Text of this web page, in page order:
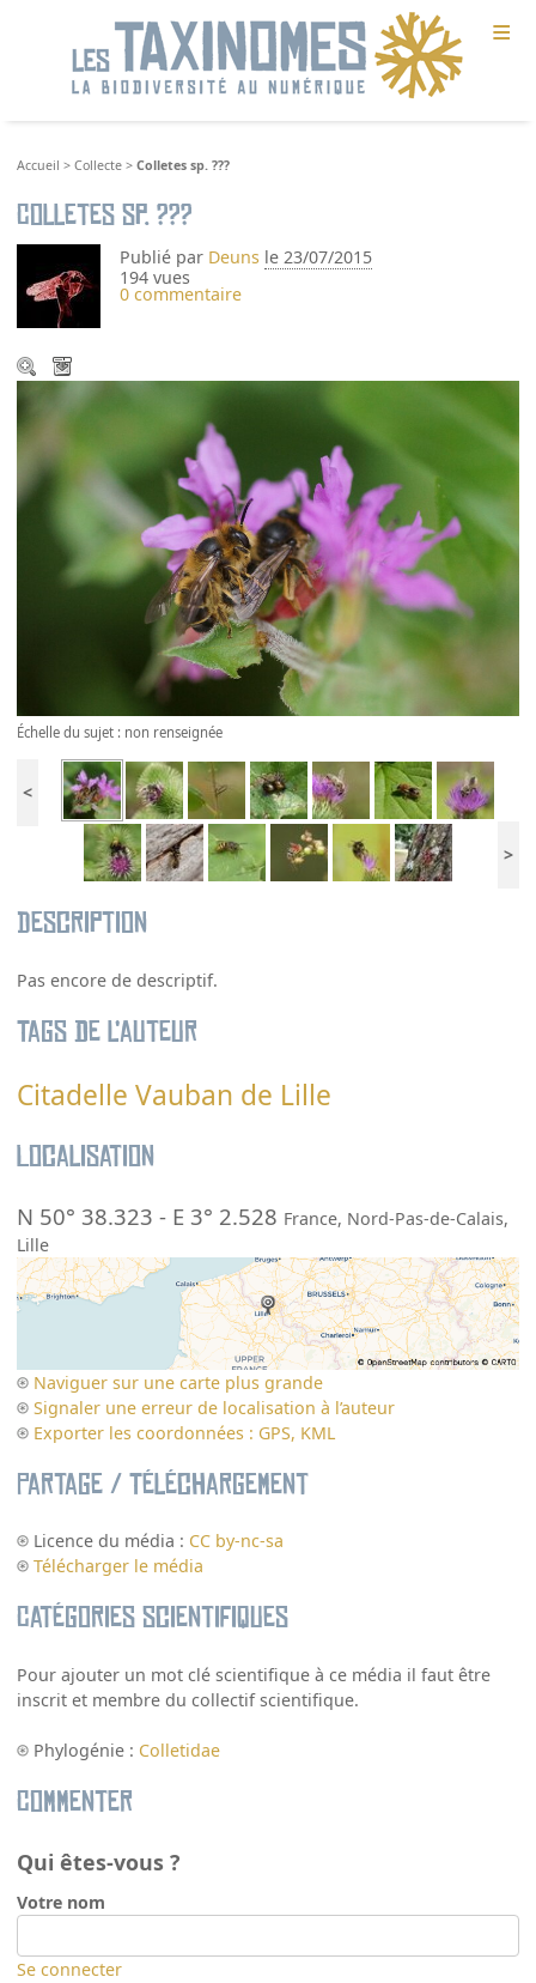
≡
Accueil >Collecte >Colletes sp. ???
Colletes sp. ???
Publié par Deuns le 23/07/2015
194 vues
0 commentaire
Échelle du sujet : non renseignée
<
>
Description
Pas encore de descriptif.
Tags de l’auteur
Citadelle Vauban de Lille
Localisation
N 50° 38.323 - E 3° 2.528 France, Nord-Pas-de-Calais,
Lille
Naviguer sur une carte plus grande
Signaler une erreur de localisation à l’auteur
Exporter les coordonnées : GPS, KML
Partage / Téléchargement
Licence du média : CC by-nc-sa
Télécharger le média
Catégories scientifiques
Pour ajouter un mot clé scientifique à ce média il faut être
inscrit et membre du collectif scientifique.
Phylogénie : Colletidae
Commenter
Qui êtes-vous ?
Votre nom
Se connecter